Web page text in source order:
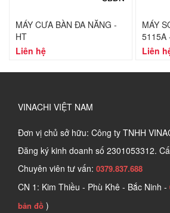
MÁY CƯA BÀN ĐA NĂNG -
HT
Liên hệ
MÁY
5115A
Liên
VINACHI VIỆT NAM
Đơn vị chủ sở hữu: Công ty TNHH
Đăng ký kinh doanh số 2301053312.
Chuyên viên tư vấn: 0379.837.688
CN 1: Kim Thiều - Phù Khê - Bắc Ninh -
bản đồ )